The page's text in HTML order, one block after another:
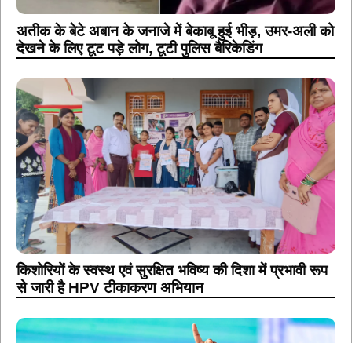
अतीक के बेटे अबान के जनाजे में बेकाबू हुई भीड़, उमर-अली को
देखने के लिए टूट पड़े लोग, टूटी पुलिस बैरिकेडिंग
किशोरियों के स्वस्थ एवं सुरक्षित भविष्य की दिशा में प्रभावी रूप
से जारी है HPV टीकाकरण अभियान